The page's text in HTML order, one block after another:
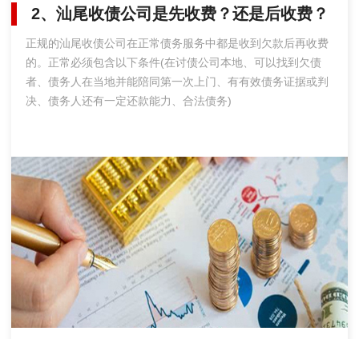
2、汕尾收债公司是先收费？还是后收费？
正规的汕尾收债公司在正常债务服务中都是收到欠款后再收费
的。正常必须包含以下条件(在讨债公司本地、可以找到欠债
者、债务人在当地并能陪同第一次上门、有有效债务证据或判
决、债务人还有一定还款能力、合法债务)